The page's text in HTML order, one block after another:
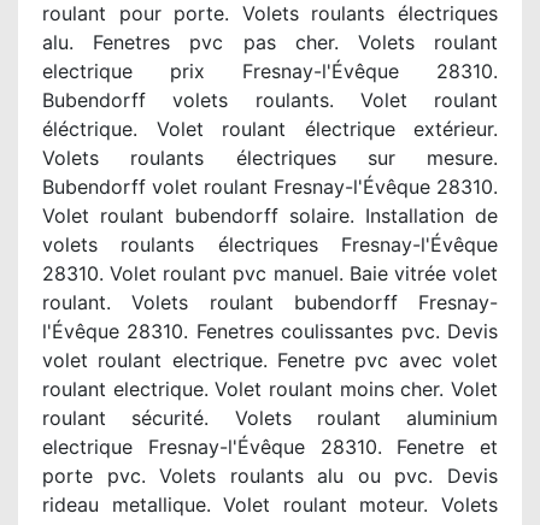
roulant pour porte. Volets roulants électriques
alu. Fenetres pvc pas cher. Volets roulant
electrique prix Fresnay-l'Évêque 28310.
Bubendorff volets roulants. Volet roulant
éléctrique. Volet roulant électrique extérieur.
Volets roulants électriques sur mesure.
Bubendorff volet roulant Fresnay-l'Évêque 28310.
Volet roulant bubendorff solaire. Installation de
volets roulants électriques Fresnay-l'Évêque
28310. Volet roulant pvc manuel. Baie vitrée volet
roulant. Volets roulant bubendorff Fresnay-
l'Évêque 28310. Fenetres coulissantes pvc. Devis
volet roulant electrique. Fenetre pvc avec volet
roulant electrique. Volet roulant moins cher. Volet
roulant sécurité. Volets roulant aluminium
electrique Fresnay-l'Évêque 28310. Fenetre et
porte pvc. Volets roulants alu ou pvc. Devis
rideau metallique. Volet roulant moteur. Volets